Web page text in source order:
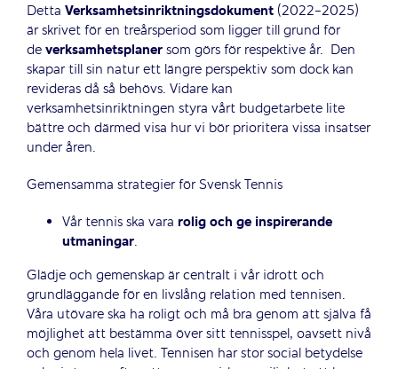
Detta Verksamhetsinriktningsdokument(2022-2025)
är skrivet för en treårsperiod som ligger till grund för
deverksamhetsplanersom görs för respektive år. Den
skapar till sin natur ett längre perspektiv som dock kan
revideras då så behövs. Vidare kan
verksamhetsinriktningen styra vårt budgetarbete lite
bättre och därmed visa hur vi bör prioritera vissa insatser
under åren.
Gemensamma strategier för Svensk Tennis
Vår tennis ska vara rolig och ge inspirerande
utmaningar.
Glädje och gemenskap är centralt i vår idrott och
grundläggande för en livslång relation med tennisen.
Våra utövare ska ha roligt och må bra genom att själva få
möjlighet att bestämma över sitt tennisspel, oavsett nivå
och genom hela livet. Tennisen har stor social betydelse